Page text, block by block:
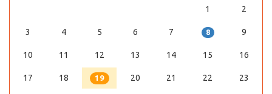
1
2
3 4 5 6 7 8 9
10 11 12 13 14 15 16
17 18 19 20 21 22 23